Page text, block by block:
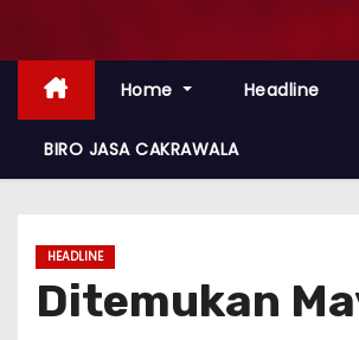
Home Headline
BIRO JASA CAKRAWALA
HEADLINE
Ditemukan